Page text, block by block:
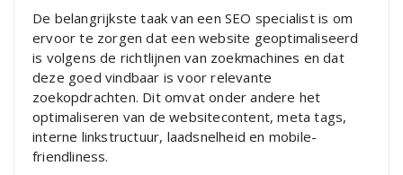
De belangrijkste taak van een SEO specialist is om
ervoor te zorgen dat een website geoptimaliseerd
is volgens de richtlijnen van zoekmachines en dat
deze goed vindbaar is voor relevante
zoekopdrachten. Dit omvat onder andere het
optimaliseren van de websitecontent, meta tags,
interne linkstructuur, laadsnelheid en mobile-
friendliness.